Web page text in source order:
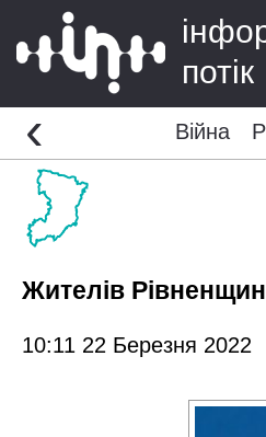
потік
Війна
‹
Жителів
10:11 22 Березня 2022